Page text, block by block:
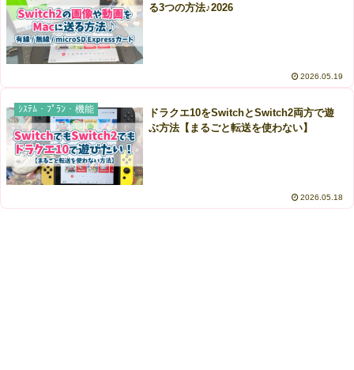
る3つの方法♪2026
2026.05.19
ｼｽﾃﾑ・ﾌﾟﾗﾝ・機能
ドラクエ10をSwitchとSwitch2両方で遊
ぶ方法【まるごと転送を使わない】
2026.05.18